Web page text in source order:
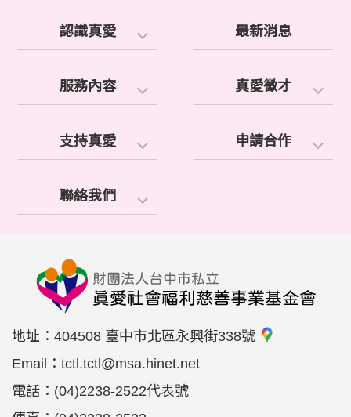
認識真愛 最新消息
服務內容 真愛徵才
支持真愛 申請合作
聯絡我們
地址： 404508 臺中市北區永興街338號
Email： tctl.tctl@msa.hinet.net
電話： (04)2238-2522代表號